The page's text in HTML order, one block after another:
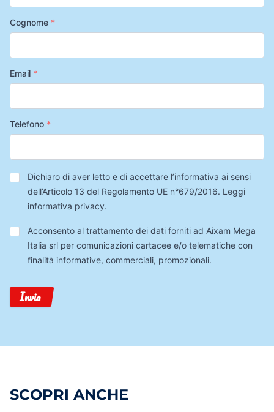
Cognome *
Email *
Telefono *
Privacy*
Dichiaro di aver letto e di accettare l’informativa ai sensi
dell’Articolo 13 del Regolamento UE n°679/2016. Leggi
informativa privacy.
Trattamento
Dati
Acconsento al trattamento dei dati forniti ad Aixam Mega
Italia srl per comunicazioni cartacee e/o telematiche con
finalità informative, commerciali, promozionali.
Invia
SCOPRI ANCHE